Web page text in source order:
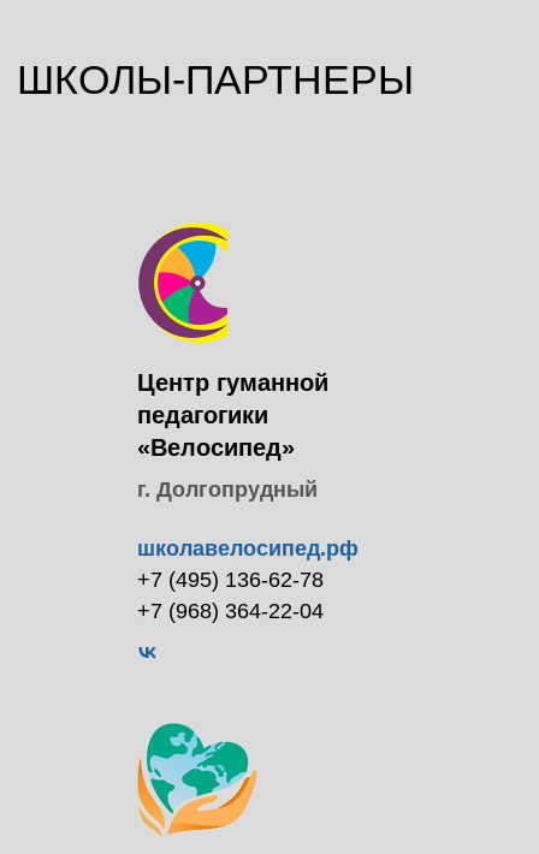
Центр гуманной
педагогики
«Велосипед»
г. Долгопрудный
школавелосипед.рф
+7 (495) 136-62-78
+7 (968) 364-22-04
МАРИНА ГАЛИЕВА
Руководитель Академии
гуманной педагогики
Психолог Академии гуманной
педагогики, эксперт в сфере
подлинности женщины, Рыцарь
гуманной педагогики, исполнительный
директор Международного Центра
гуманной педагогики
Смотреть видео